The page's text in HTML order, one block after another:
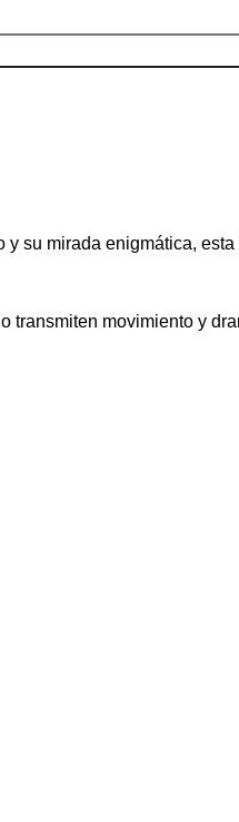
su mirada enigmática,
transmiten movimiento y